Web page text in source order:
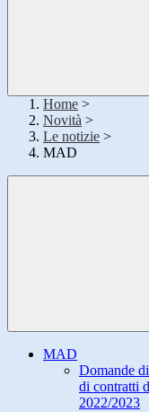
Home >
Novità >
Le notizie >
MAD
MAD
Domande
di contratti
2022/2023